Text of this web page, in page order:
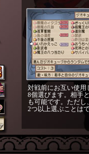
対戦前にお互い使用
8個選びます。相手
も可能です。ただ
2つ以上選ぶことは